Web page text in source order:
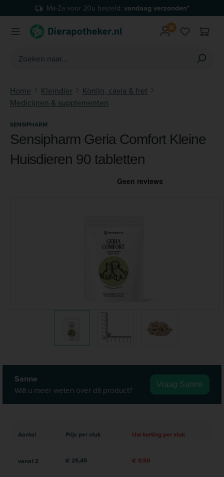
Ga naar de hoofdinhoudMa-Za voor 20u besteld: vandaag verzonden*
Je hebt
Home Kleindier
Konijn, cavia & fret
Medicijnen & supplementen
Sanne
Wilt u meer weten over dit product?
Vraag Sanne
SENSIPHARM
Sensipharm Geria Comfort Kleine
Huisdieren 90 tabletten
Aantal Prijs per stuk Uw korting per stuk
vanaf 2 € 25,45 € 0,50